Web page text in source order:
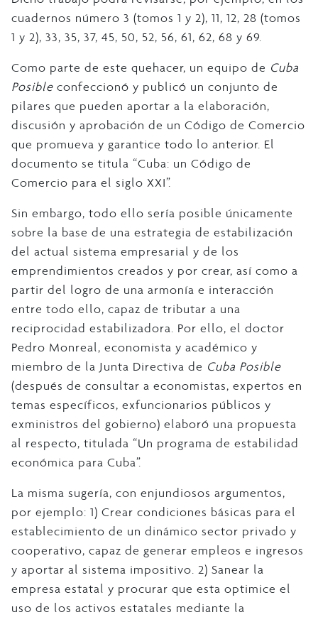
cuadernos número 3 (tomos 1 y 2), 11, 12, 28 (tomos
1 y 2), 33, 35, 37, 45, 50, 52, 56, 61, 62, 68 y 69.
Como parte de este quehacer, un equipo de Cuba
Posible confeccionó y publicó un conjunto de
pilares que pueden aportar a la elaboración,
discusión y aprobación de un Código de Comercio
que promueva y garantice todo lo anterior. El
documento se titula “Cuba: un Código de
Comercio para el siglo XXI”.
Sin embargo, todo ello sería posible únicamente
sobre la base de una estrategia de estabilización
del actual sistema empresarial y de los
emprendimientos creados y por crear, así como a
partir del logro de una armonía e interacción
entre todo ello, capaz de tributar a una
reciprocidad estabilizadora. Por ello, el doctor
Pedro Monreal, economista y académico y
miembro de la Junta Directiva de Cuba Posible
(después de consultar a economistas, expertos en
temas específicos, exfuncionarios públicos y
exministros del gobierno) elaboró una propuesta
al respecto, titulada “Un programa de estabilidad
económica para Cuba”.
La misma sugería, con enjundiosos argumentos,
por ejemplo: 1) Crear condiciones básicas para el
establecimiento de un dinámico sector privado y
cooperativo, capaz de generar empleos e ingresos
y aportar al sistema impositivo. 2) Sanear la
empresa estatal y procurar que esta optimice el
uso de los activos estatales mediante la